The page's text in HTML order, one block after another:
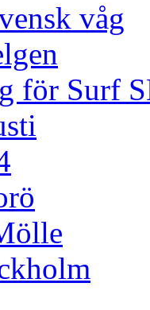
våg
för Surf